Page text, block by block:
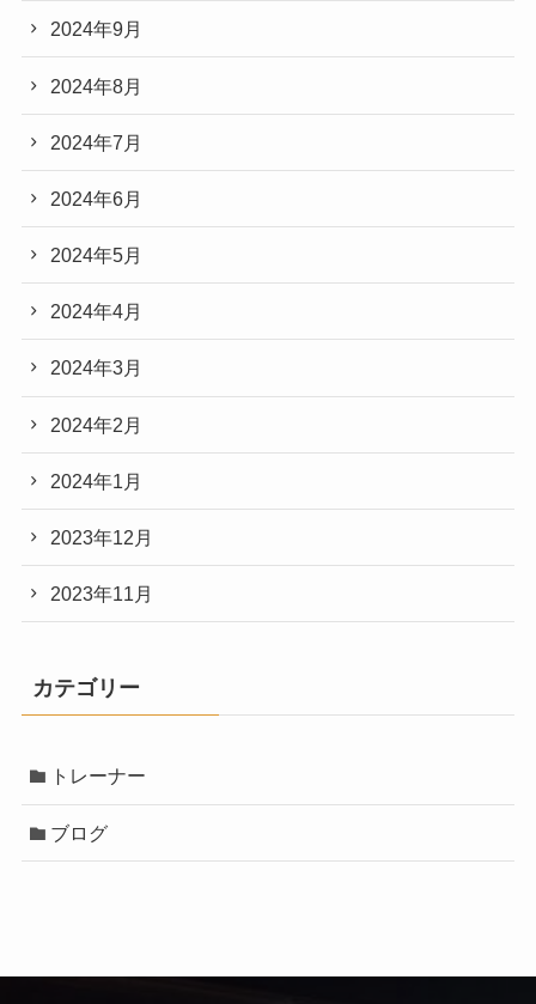
2024年9月
2024年8月
2024年7月
2024年6月
2024年5月
2024年4月
2024年3月
2024年2月
2024年1月
2023年12月
2023年11月
カテゴリー
トレーナー
ブログ